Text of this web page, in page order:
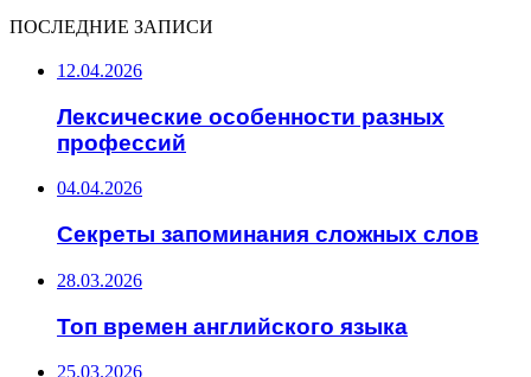
ПОСЛЕДНИЕ ЗАПИСИ
12.04.2026
Лексические особенности разных
профессий
04.04.2026
Секреты запоминания сложных слов
28.03.2026
Топ времен английского языка
25.03.2026